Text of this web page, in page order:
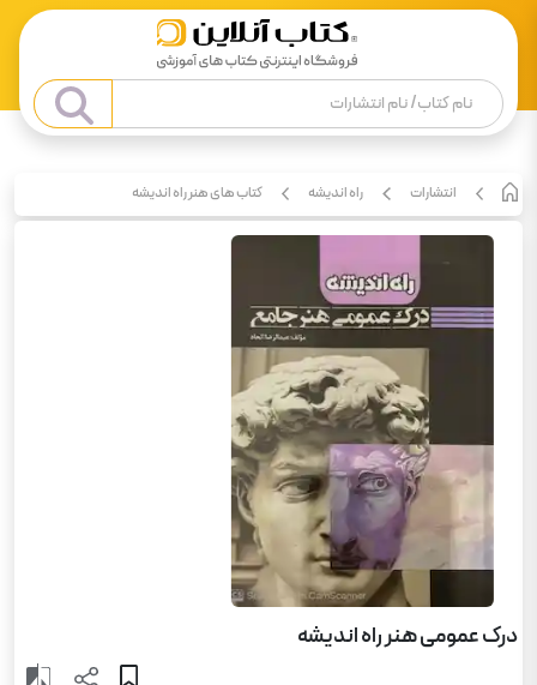
انتشارات راه اندیشه کتاب های هنر راه اندیشه
درک عمومی هنر راه اندیشه